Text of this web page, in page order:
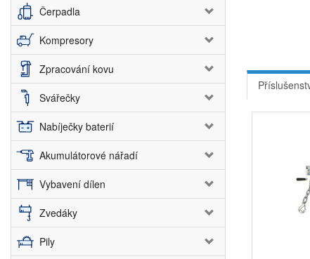
Čerpadla
Kompresory
Zpracování kovu
Svářečky
Nabíječky baterií
Akumulátorové nářadí
Vybavení dílen
Zvedáky
Pily